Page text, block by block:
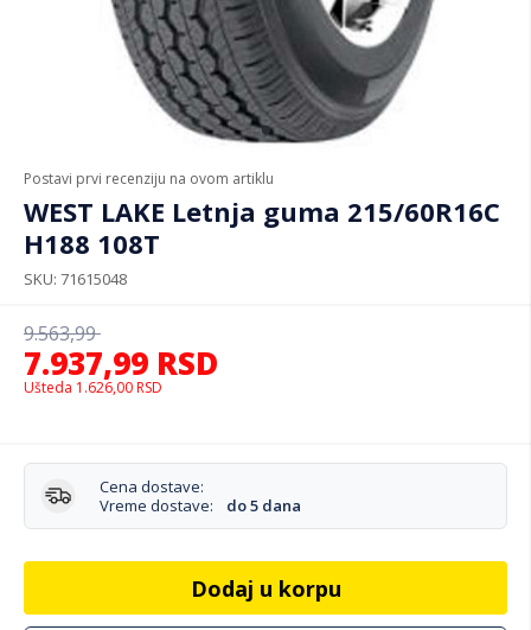
Postavi prvi recenziju na ovom artiklu
WEST LAKE Letnja guma 215/60R16C
H188 108T
SKU 71615048
7.937,99 RSD
9.563,99
Ušteda 1.626,00 RSD
Cena dostave:
Vreme dostave:
do 5 dana
Dodaj u korpu